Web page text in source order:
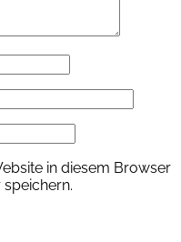
in diesem Browser